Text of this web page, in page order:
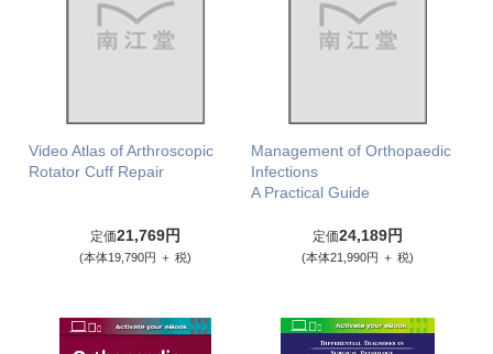
Video Atlas of Arthroscopic
Rotator Cuff Repair
定価21,769円
(本体19,790円 ＋ 税)
Management of Orthopaedic
Infections
A Practical Guide
定価24,189円
(本体21,990円 ＋ 税)